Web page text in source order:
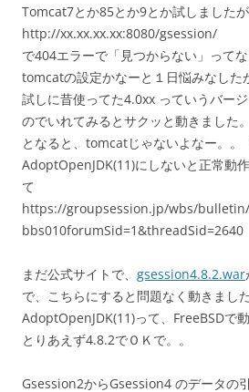
Tomcat7とか85とか9とか試しましたが
http://xx.xx.xx.xx:8080/gsession/
で404エラーで「見つからない」ってな
tomcatの設定かなーと１日悩みなした
試しに昔使ってた4.0xx っていうバー
のでいれてみるとサクッと動きました。
となると、tomcatじゃないよなー。。
AdoptOpenJDK(11)にしないと正常動
て
https://groupsession.jp/wbs/
bbs010forumSid=1&threadSid=2640
まだ公式サイトで、 gsession4.8.2.war
で、こちらにすると問題なく動きました
AdoptOpenJDK(11)って、FreeBSDで
とりあえず4.8.2でＯＫで。。
Gsession2からGsession4 のデータの